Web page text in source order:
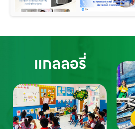
แกลลอรี่